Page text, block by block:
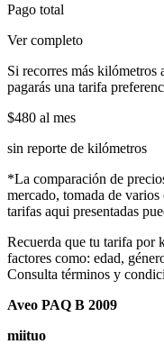
Pago total
Ver completo
Si recorres más kilómetros
pagarás una tarifa
$480 al mes
sin reporte de kilómetros
*La comparación de
mercado, tomada de
tarifas aqui presentadas
Recuerda que tu tarifa por
factores como: edad,
Consulta términos y
Aveo PAQ B 2009
miituo